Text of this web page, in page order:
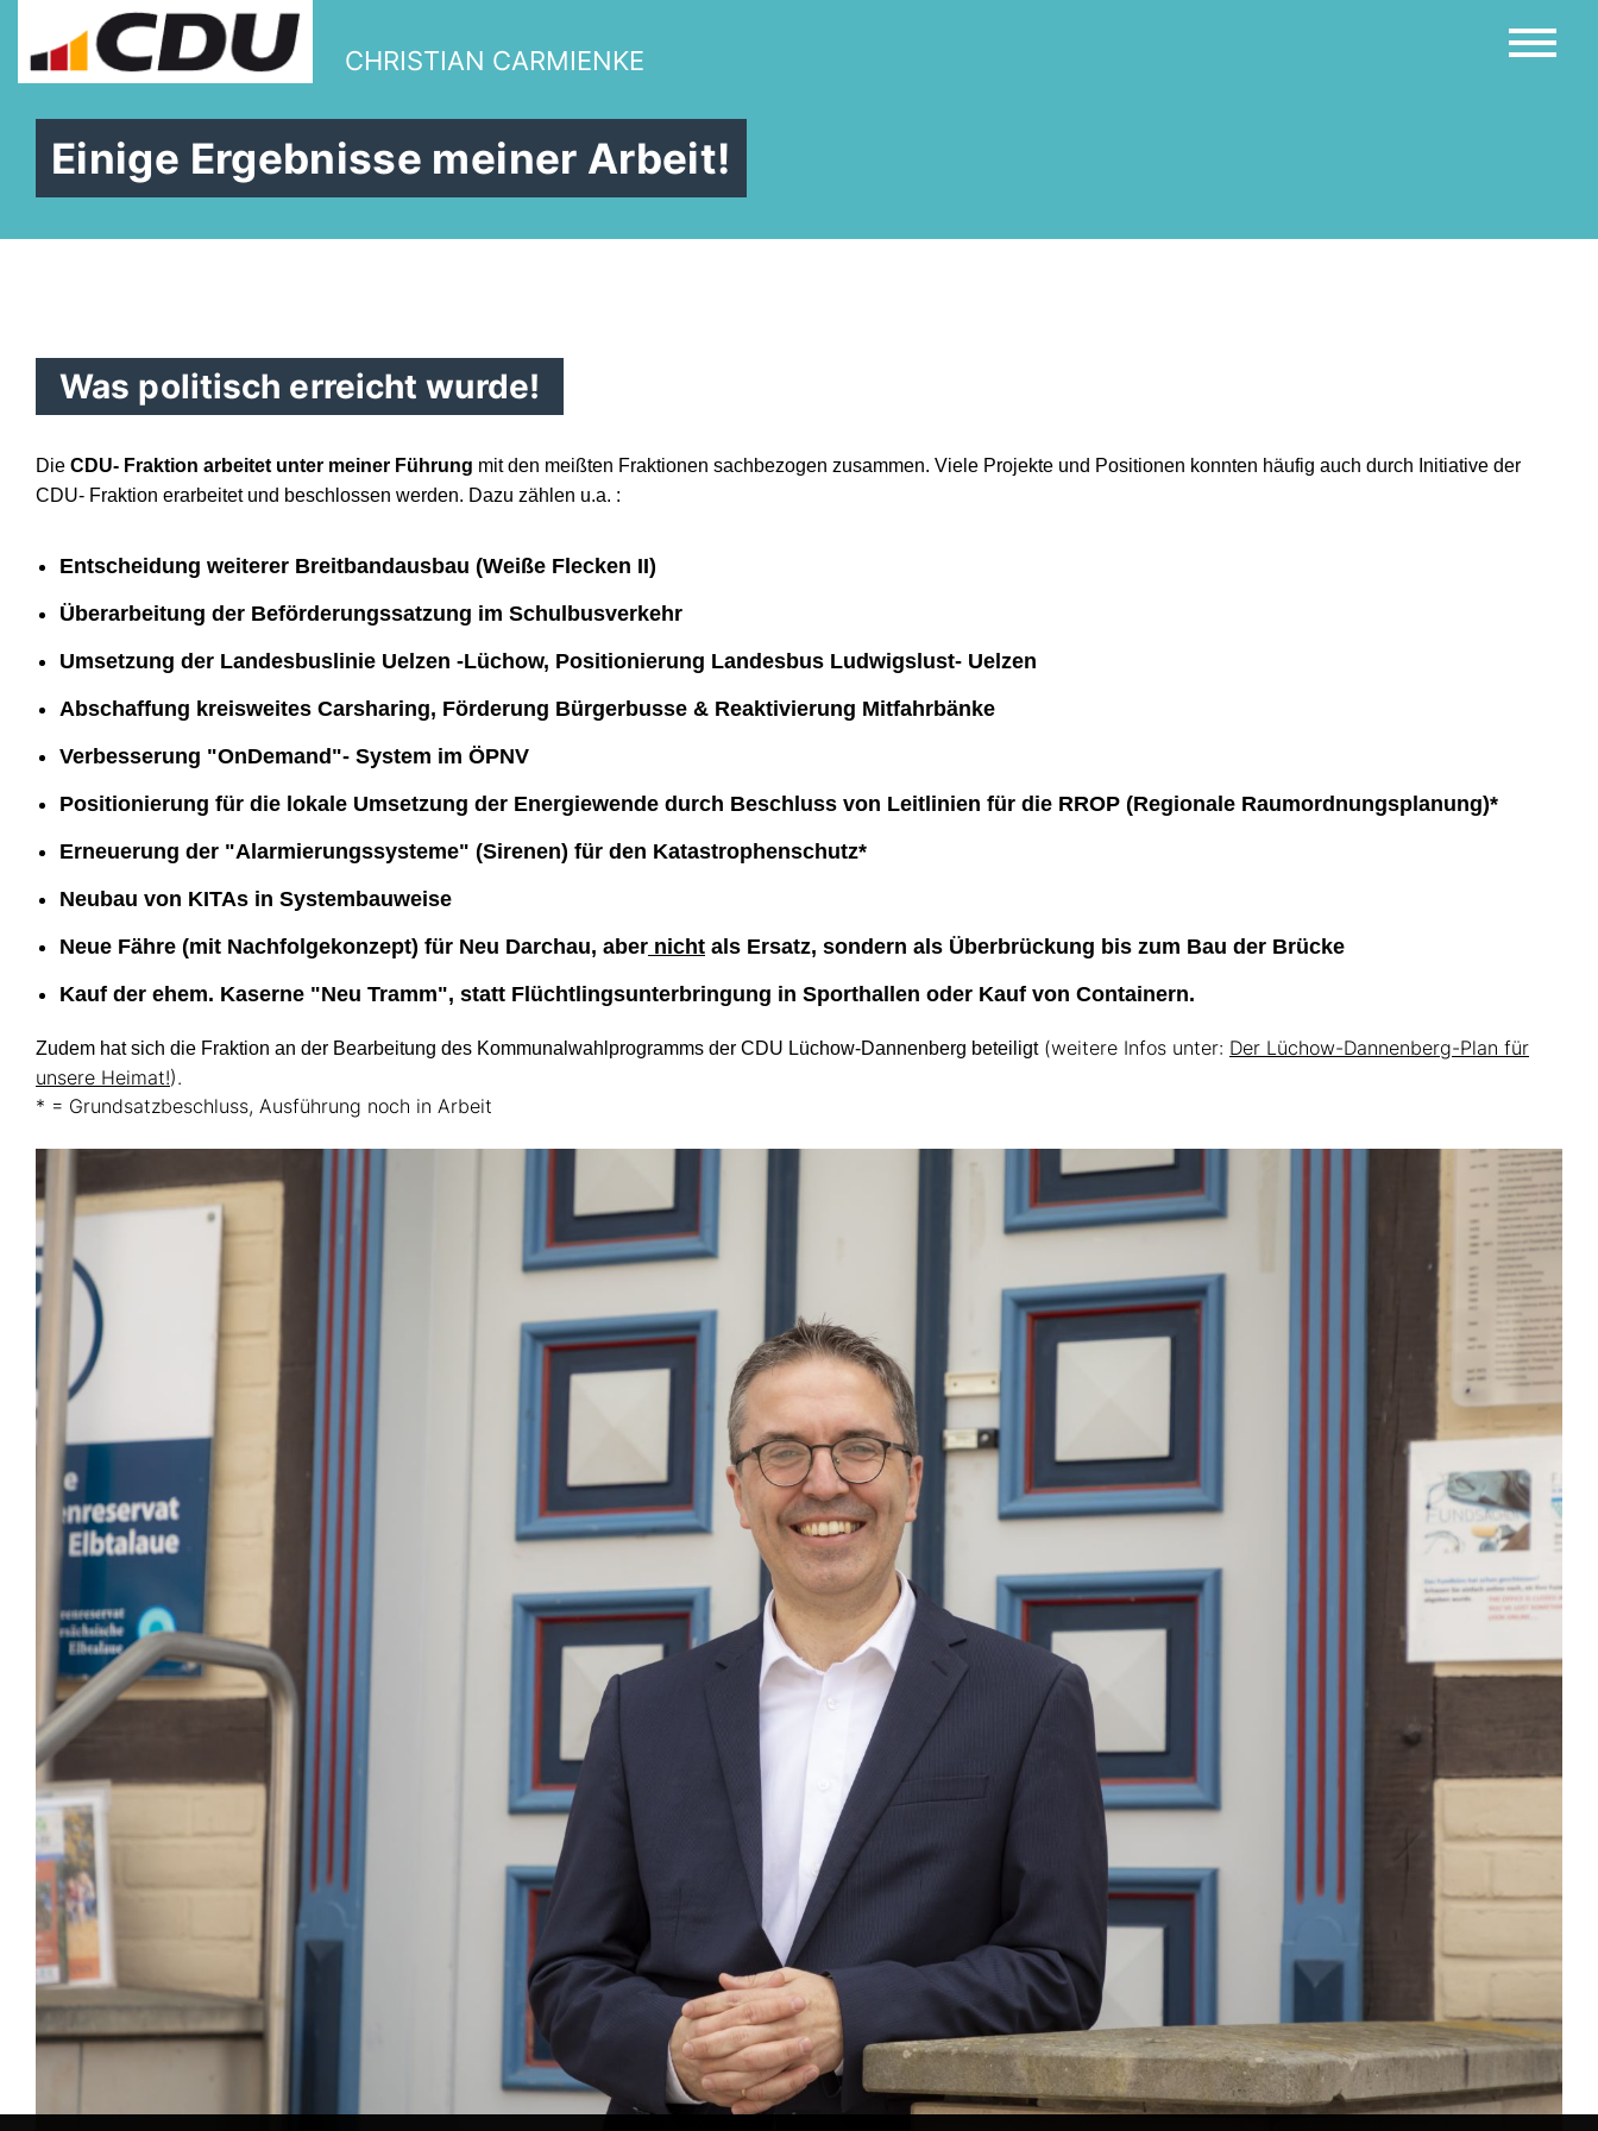
CHRISTIAN CARMIENKE
Einige Ergebnisse meiner Arbeit!
Was politisch erreicht wurde!
Die CDU- Fraktion arbeitet unter meiner Führung mit den meißten Fraktionen sachbezogen zusammen. Viele Projekte und Positionen konnten häufig auch durch Initiative der
CDU- Fraktion erarbeitet und beschlossen werden. Dazu zählen u.a. :
Entscheidung weiterer Breitbandausbau (Weiße Flecken II)
Überarbeitung der Beförderungssatzung im Schulbusverkehr
Umsetzung der Landesbuslinie Uelzen -Lüchow, Positionierung Landesbus Ludwigslust- Uelzen
Abschaffung kreisweites Carsharing, Förderung Bürgerbusse & Reaktivierung Mitfahrbänke
Verbesserung "OnDemand"- System im ÖPNV
Positionierung für die lokale Umsetzung der Energiewende durch Beschluss von Leitlinien für die RROP (Regionale Raumordnungsplanung)*
Erneuerung der "Alarmierungssysteme" (Sirenen) für den Katastrophenschutz*
Neubau von KITAs in Systembauweise
Neue Fähre (mit Nachfolgekonzept) für Neu Darchau, aber nicht als Ersatz, sondern als Überbrückung bis zum Bau der Brücke
Kauf der ehem. Kaserne "Neu Tramm", statt Flüchtlingsunterbringung in Sporthallen oder Kauf von Containern.
Zudem hat sich die Fraktion an der Bearbeitung des Kommunalwahlprogramms der CDU Lüchow-Dannenberg beteiligt(weitere Infos unter: Der Lüchow-Dannenberg-Plan für
unsere Heimat!).
* = Grundsatzbeschluss, Ausführung noch in Arbeit